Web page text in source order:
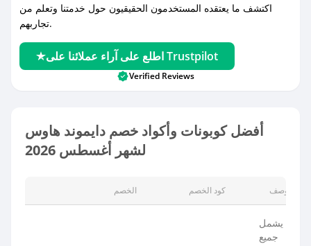
اكتشف ما يعتقده المستخدمون الحقيقيون حول خدمتنا وتعلم من
تجاربهم.
اطلع على آراء عملائنا على Trustpilot
Verified Reviews
أفضل كوبونات وأكواد خصم دايموند هاوس
لشهر أغسطس 2026
الخصم كود الخصم الوصف
يشمل
جميع